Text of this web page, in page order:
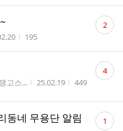
간 조회수
195
댓
글 2
고스... 작성시간
25.02.19 조회수
449
댓
글 4
동네 무용단 알림
댓
글 1